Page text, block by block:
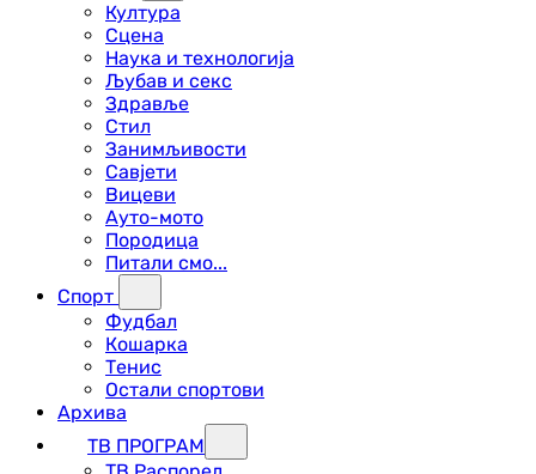
Култура
Сцена
Наука и технологија
Љубав и секс
Здравље
Стил
Занимљивости
Савјети
Вицеви
Ауто-мото
Породица
Питали смо...
Спорт
Фудбал
Кошарка
Тенис
Остали спортови
Архива
ТВ ПРОГРАМ